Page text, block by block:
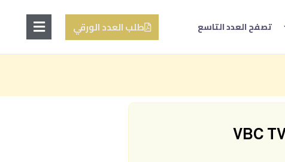
تصفح العدد التاسع طلب العدد الورقي